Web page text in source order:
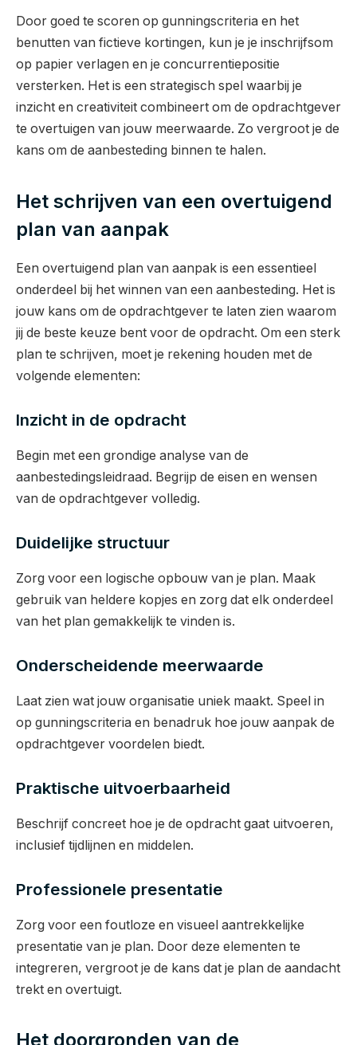
Door goed te scoren op gunningscriteria en het
benutten van fictieve kortingen, kun je je inschrijfsom
op papier verlagen en je concurrentiepositie
versterken. Het is een strategisch spel waarbij je
inzicht en creativiteit combineert om de opdrachtgever
te overtuigen van jouw meerwaarde. Zo vergroot je de
kans om de aanbesteding binnen te halen.
Het schrijven van een overtuigend
plan van aanpak
Een overtuigend plan van aanpak is een essentieel
onderdeel bij het winnen van een aanbesteding. Het is
jouw kans om de opdrachtgever te laten zien waarom
jij de beste keuze bent voor de opdracht. Om een sterk
plan te schrijven, moet je rekening houden met de
volgende elementen:
Inzicht in de opdracht
Begin met een grondige analyse van de
aanbestedingsleidraad. Begrijp de eisen en wensen
van de opdrachtgever volledig.
Duidelijke structuur
Zorg voor een logische opbouw van je plan. Maak
gebruik van heldere kopjes en zorg dat elk onderdeel
van het plan gemakkelijk te vinden is.
Onderscheidende meerwaarde
Laat zien wat jouw organisatie uniek maakt. Speel in
op gunningscriteria en benadruk hoe jouw aanpak de
opdrachtgever voordelen biedt.
Praktische uitvoerbaarheid
Beschrijf concreet hoe je de opdracht gaat uitvoeren,
inclusief tijdlijnen en middelen.
Professionele presentatie
Zorg voor een foutloze en visueel aantrekkelijke
presentatie van je plan. Door deze elementen te
integreren, vergroot je de kans dat je plan de aandacht
trekt en overtuigt.
Het doorgronden van de